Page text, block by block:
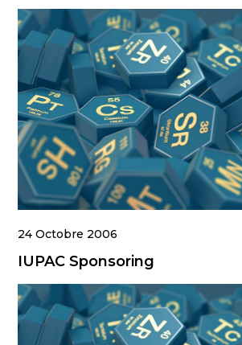
24 Octobre 2006
IUPAC Sponsoring